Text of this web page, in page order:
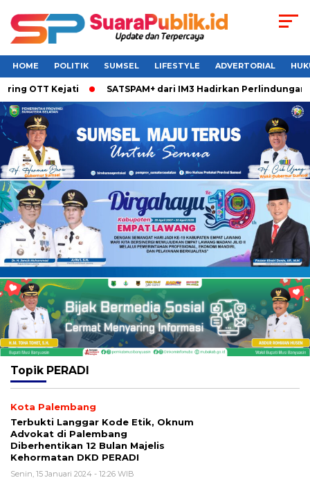
HOME POLITIK SUMSEL LIFESTYLE ADVERTORIAL
OTT Kejati SATSPAM+ dari IM3 Hadirkan Perlindungan
Topik PERADI
Kota Palembang
Terbukti Langgar Kode Etik, Oknum
Advokat di Palembang
Diberhentikan 12 Bulan Majelis
Kehormatan DKD PERADI
Senin, 15 Januari 2024 - 12:26 WIB